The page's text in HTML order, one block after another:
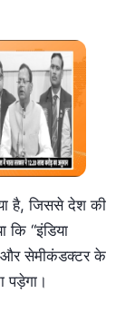
है, जिससे देश की
कि “इंडिया
और सेमीकंडक्टर के
पड़ेगा।